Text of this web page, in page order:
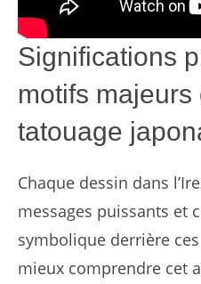
Significations
motifs majeurs
tatouage
Chaque dessin dans
messages puissants et
symbolique derrière
mieux comprendre cet